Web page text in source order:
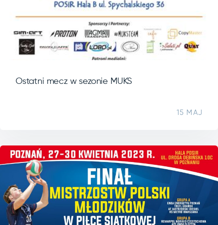
Ostatni mecz w sezonie MUKS
15 MAJ